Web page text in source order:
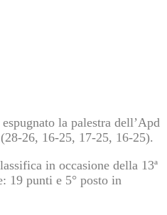
la palestra dell’Apd
26, 16-25, 17-25, 16-25).
in occasione della 13ª
19 punti e 5° posto in